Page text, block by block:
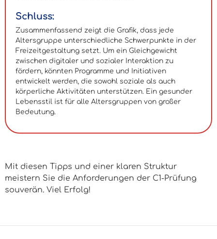
Schluss:
Zusammenfassend zeigt die Grafik, dass jede
Altersgruppe unterschiedliche Schwerpunkte in der
Freizeitgestaltung setzt. Um ein Gleichgewicht
zwischen digitaler und sozialer Interaktion zu
fördern, könnten Programme und Initiativen
entwickelt werden, die sowohl soziale als auch
körperliche Aktivitäten unterstützen. Ein gesunder
Lebensstil ist für alle Altersgruppen von großer
Bedeutung.
Mit diesen Tipps und einer klaren Struktur
meistern Sie die Anforderungen der C1-Prüfung
souverän. Viel Erfolg!